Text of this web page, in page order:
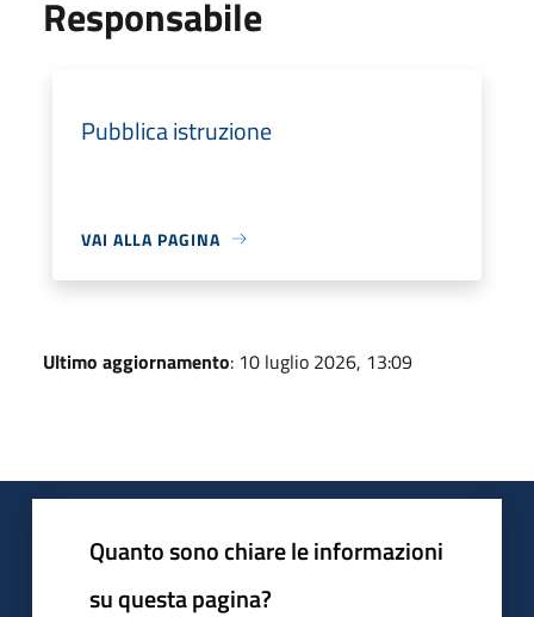
Responsabile
Pubblica istruzione
VAI ALLA PAGINA
Ultimo aggiornamento: 10 luglio 2026, 13:09
Quanto sono chiare le informazioni
su questa pagina?